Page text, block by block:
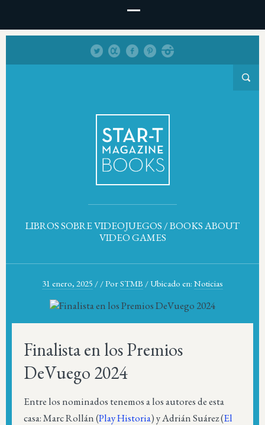
LIBROS SOBRE VIDEOJUEGOS / BOOKS ABOUT
VIDEO GAMES
31 enero, 2025 / /PorSTMB / Ubicado en: Noticias
Finalista en los Premios
DeVuego 2024
Entre los nominados tenemos a los autores de esta
casa: Marc Rollán (Play Historia) y Adrián Suárez (El